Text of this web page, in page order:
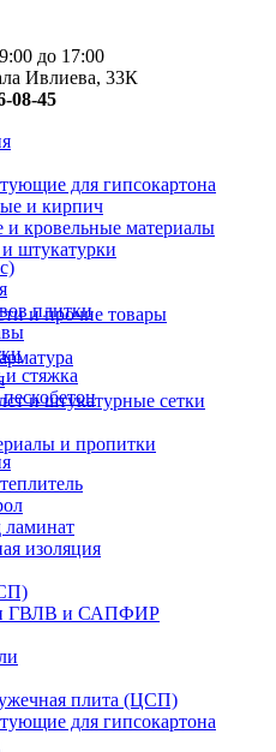
для гипсокартона
и кирпич
и кровельные материалы
штукатурки
и прочие товары
и штукатурные сетки
и пропитки
до 17:00
Ивлиева, 33К
08-45
плитки
стяжка
изоляция
и ГВЛВ и САПФИР
плита (ЦСП)
для гипсокартона